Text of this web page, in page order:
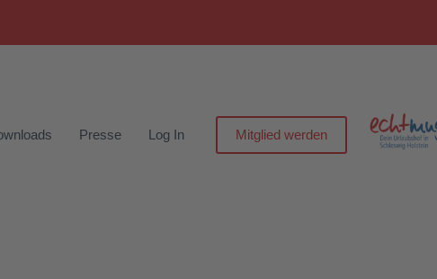
Presse Log In Mitglied werden